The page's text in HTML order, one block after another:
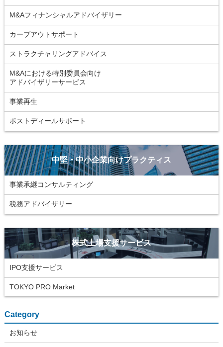
M&Aフィナンシャルアドバイザリー
カーブアウトサポート
ストラクチャリングアドバイス
M&Aにおける特別委員会向け
アドバイザリーサービス
事業再生
ポストディールサポート
中堅・中小企業向けプラクティス
事業承継コンサルティング
税務アドバイザリー
株式上場支援サービス
IPO支援サービス
TOKYO PRO Market
Category
お知らせ